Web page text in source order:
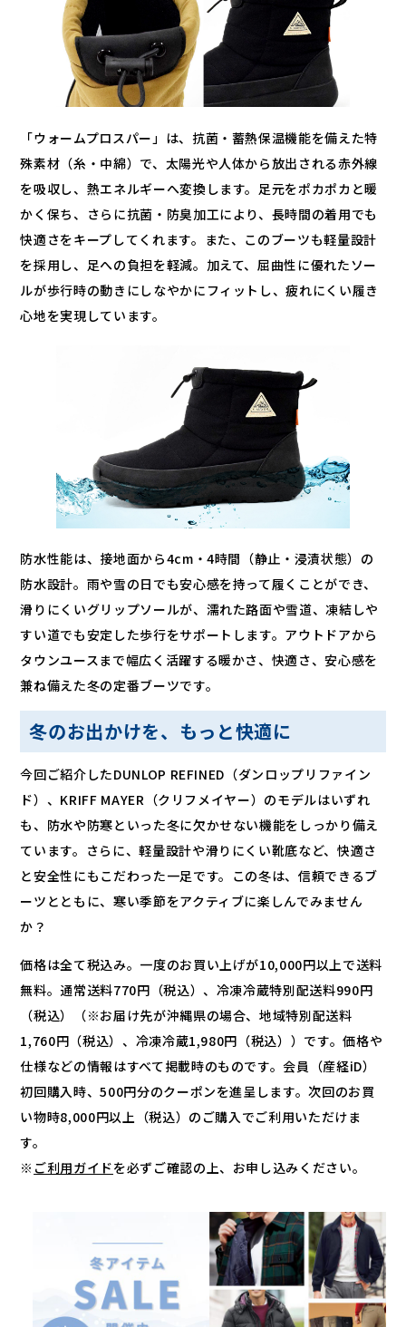
「ウォームプロスパー」は、抗菌・蓄熱保温機能を備えた特
殊素材（糸・中綿）で、太陽光や人体から放出される赤外線
を吸収し、熱エネルギーへ変換します。足元をポカポカと暖
かく保ち、さらに抗菌・防臭加工により、長時間の着用でも
快適さをキープしてくれます。また、このブーツも軽量設計
を採用し、足への負担を軽減。加えて、屈曲性に優れたソー
ルが歩行時の動きにしなやかにフィットし、疲れにくい履き
心地を実現しています。
防水性能は、接地面から4cm・4時間（静止・浸漬状態）の
防水設計。雨や雪の日でも安心感を持って履くことができ、
滑りにくいグリップソールが、濡れた路面や雪道、凍結しや
すい道でも安定した歩行をサポートします。アウトドアから
タウンユースまで幅広く活躍する暖かさ、快適さ、安心感を
兼ね備えた冬の定番ブーツです。
冬のお出かけを、もっと快適に
今回ご紹介したDUNLOP REFINED（ダンロップリファイン
ド）、KRIFF MAYER（クリフメイヤー）のモデルはいずれ
も、防水や防寒といった冬に欠かせない機能をしっかり備え
ています。さらに、軽量設計や滑りにくい靴底など、快適さ
と安全性にもこだわった一足です。この冬は、信頼できるブ
ーツとともに、寒い季節をアクティブに楽しんでみません
か？
価格は全て税込み。一度のお買い上げが10,000円以上で送料
無料。通常送料770円（税込）、冷凍冷蔵特別配送料990円
（税込）（※お届け先が沖縄県の場合、地域特別配送料
1,760円（税込）、冷凍冷蔵1,980円（税込））です。価格や
仕様などの情報はすべて掲載時のものです。会員（産経iD）
初回購入時、500円分のクーポンを進呈します。次回のお買
い物時8,000円以上（税込）のご購入でご利用いただけま
す。
※ ご利用ガイドを必ずご確認の上、お申し込みください。